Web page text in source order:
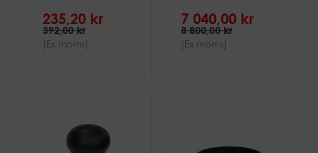
235,20 kr
392,00 kr
(Ex moms)
7 040,00 kr
8 800,00 kr
(Ex moms)